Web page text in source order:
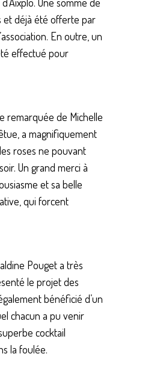
et déjà été offerte par
En outre, un
effectué pour
remarquée de Michelle
a magnifiquement
roses ne pouvant
Un grand merci à
et sa belle
qui forcent
Pouget a très
le projet des
bénéficié d’un
chacun a pu venir
cocktail
la foulée.